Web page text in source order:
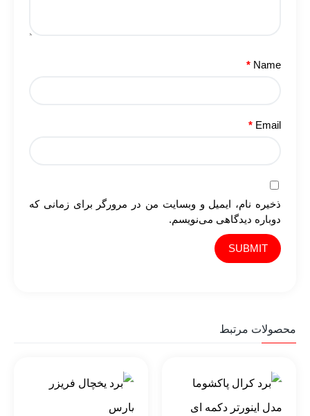
Name
*
Email
*
ذخیره نام، ایمیل و وبسایت من در مرورگر برای زمانی که
دوباره دیدگاهی می‌نویسم.
محصولات مرتبط